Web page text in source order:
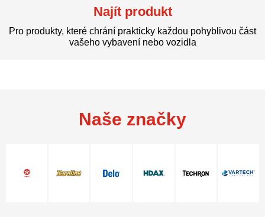
Najít produkt
Pro produkty, které chrání prakticky každou pohyblivou část
vašeho vybavení nebo vozidla
Naše značky